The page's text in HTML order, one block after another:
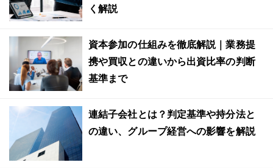
く解説
資本参加の仕組みを徹底解説｜業務提
携や買収との違いから出資比率の判断
基準まで
連結子会社とは？判定基準や持分法と
の違い、グループ経営への影響を解説